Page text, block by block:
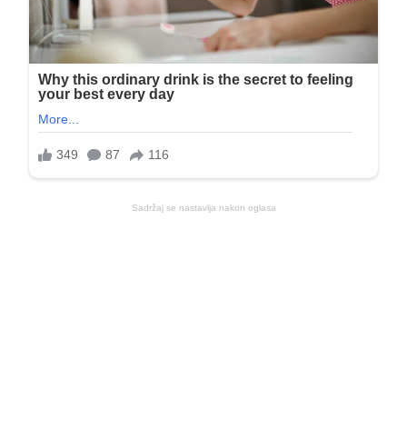
Sadržaj se nastavlja nakon oglasa